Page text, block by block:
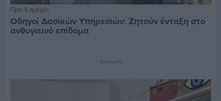
Πριν 5 ημέρες
Οδηγοί Δασικών Υπηρεσιών: Ζητούν ένταξη στο
ανθυγιεινό επίδομα
Διαφήμιση